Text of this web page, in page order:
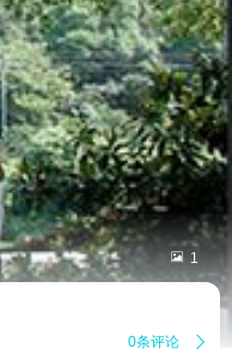
 1
0条评论 